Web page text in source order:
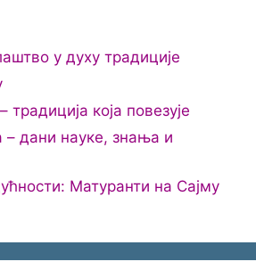
у духу традиције
која повезује
дани науке, знања и
Матуранти на Сајму